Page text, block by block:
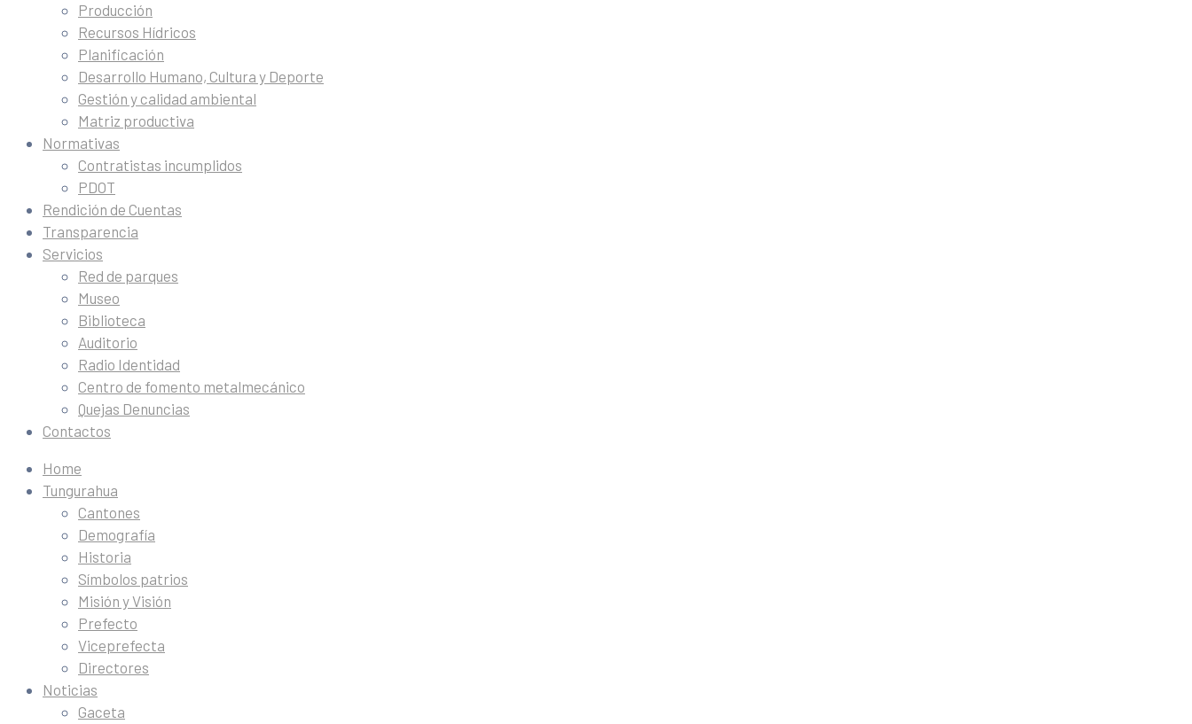
Producción
Recursos Hídricos
Planificación
Desarrollo Humano, Cultura y Deporte
Gestión y calidad ambiental
Matriz productiva
Normativas
Contratistas incumplidos
PDOT
Rendición de Cuentas
Transparencia
Servicios
Red de parques
Museo
Biblioteca
Auditorio
Radio Identidad
Centro de fomento metalmecánico
Quejas Denuncias
Contactos
Home
Tungurahua
Cantones
Demografía
Historia
Símbolos patrios
Misión y Visión
Prefecto
Viceprefecta
Directores
Noticias
Gaceta